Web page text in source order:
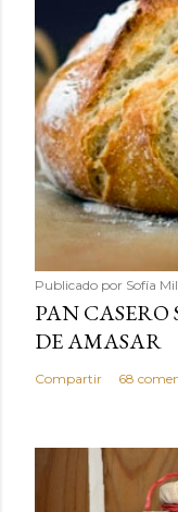
Publicado por Sofía
PAN
DE AMASAR
Compartir 68